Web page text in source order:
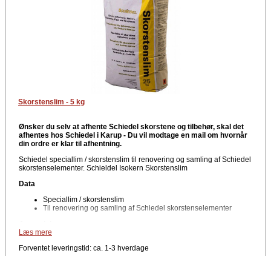
Skorstenslim - 5 kg
Ønsker du selv at afhente Schiedel skorstene og tilbehør, skal det
afhentes hos Schiedel i Karup - Du vil modtage en mail om hvornår
din ordre er klar til afhentning.
Schiedel speciallim / skorstenslim til renovering og samling af Schiedel
skorstenselementer. Schieldel Isokern Skorstenslim
Data
Speciallim / skorstenslim
Til renovering og samling af Schiedel skorstenselementer
Læs mere
Forventet leveringstid: ca. 1-3 hverdage